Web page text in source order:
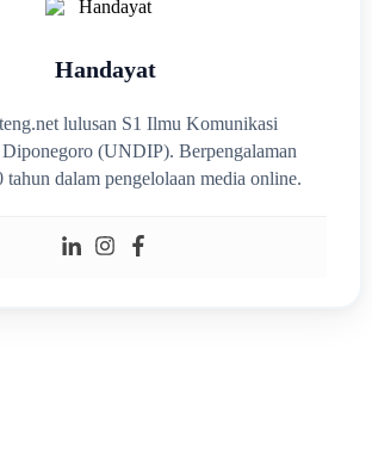
Handayat
lulusan S1 Ilmu Komunikasi
(UNDIP). Berpengalaman
tahun dalam pengelolaan media online.